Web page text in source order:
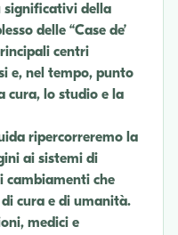
significativi della
delle “Case de’
centri
e, nel tempo, punto
cura, lo studio e la
ripercorreremo la
ai sistemi di
cambiamenti che
cura e di umanità.
medici e